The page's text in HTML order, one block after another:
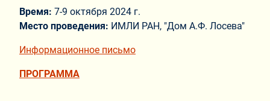
Время: 7-9 октября 2024 г.
Место проведения: ИМЛИ РАН, "Дом А.Ф. Лосева"
Информационное письмо
ПРОГРАММА